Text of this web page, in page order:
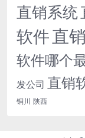
直销系统
软件直
软件哪个
发公司 直销
铜川 陕西